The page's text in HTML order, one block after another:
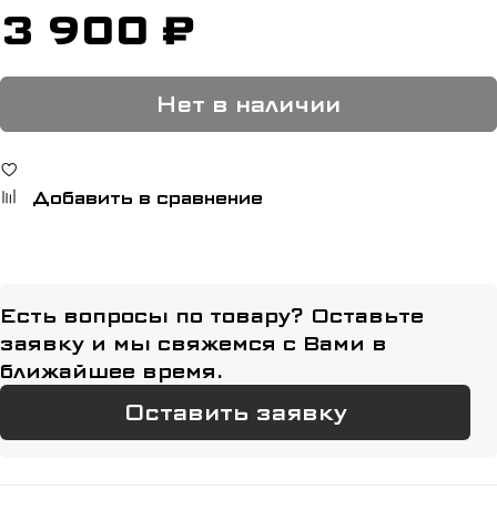
3 900 ₽
Нет в наличии
Добавить в сравнение
Есть вопросы по товару? Оставьте
заявку и мы свяжемся с Вами в
ближайшее время.
Оставить заявку